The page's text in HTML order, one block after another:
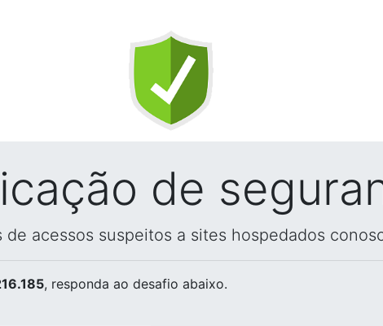
de
acessos suspeitos a sites hospedados
, responda ao desafio abaixo.